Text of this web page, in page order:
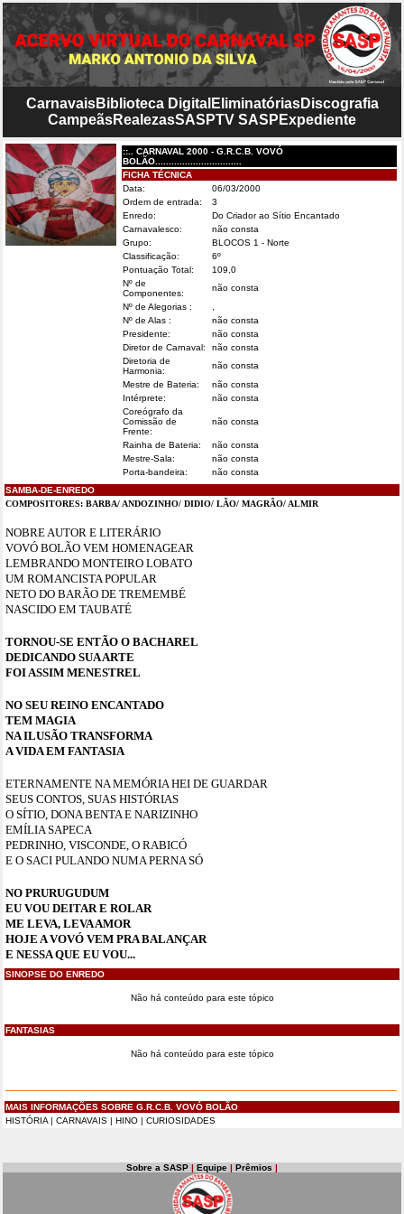
CarnavaisBiblioteca Digital EliminatóriasDiscografia
CampeãsRealezasSASPTV SASP Expediente
::.. CARNAVAL 2000 - G.R.C.B. VOVÓ
BOLÃO................................
FICHA TÉCNICA
Data:
06/03/2000
Ordem de entrada:
3
Enredo:
Do Criador ao Sítio Encantado
Carnavalesco:
não consta
Grupo:
BLOCOS 1 - Norte
Classificação:
6º
Pontuação Total:
109,0
Nº de
Componentes:
não consta
Nº de Alegorias :
Nº de Alas :
não consta
Presidente:
não consta
Diretor de Carnaval:
não consta
Diretoria de
Harmonia:
não consta
Mestre de Bateria:
não consta
Intérprete:
não consta
Coreógrafo da
Comissão de
Frente:
não consta
Rainha de Bateria:
não consta
Mestre-Sala:
não consta
Porta-bandeira:
não consta
SAMBA-DE-ENREDO
COMPOSITORES: BARBA/ ANDOZINHO/ DIDIO/ LÃO/ MAGRÃO/ ALMIR
NOBRE AUTOR E LITERÁRIO
VOVÓ BOLÃO VEM HOMENAGEAR
LEMBRANDO MONTEIRO LOBATO
UM ROMANCISTA POPULAR
NETO DO BARÃO DE TREMEMBÉ
NASCIDO EM TAUBATÉ
TORNOU-SE ENTÃO O BACHAREL
DEDICANDO SUA ARTE
FOI ASSIM MENESTREL
NO SEU REINO ENCANTADO
TEM MAGIA
NA ILUSÃO TRANSFORMA
A VIDA EM FANTASIA
ETERNAMENTE NA MEMÓRIA HEI DE GUARDAR
SEUS CONTOS, SUAS HISTÓRIAS
O SÍTIO, DONA BENTA E NARIZINHO
EMÍLIA SAPECA
PEDRINHO, VISCONDE, O RABICÓ
E O SACI PULANDO NUMA PERNA SÓ
NO PRURUGUDUM
EU VOU DEITAR E ROLAR
ME LEVA, LEVA AMOR
HOJE A VOVÓ VEM PRA BALANÇAR
E NESSA QUE EU VOU...
SINOPSE DO ENREDO
Não há conteúdo para este tópico
FANTASIAS
Não há conteúdo para este tópico
MAIS INFORMAÇÕES SOBRE G.R.C.B. VOVÓ BOLÃO
HISTÓRIA | CARNAVAIS | HINO | CURIOSIDADES
Sobre a SASP | Equipe | Prêmios |